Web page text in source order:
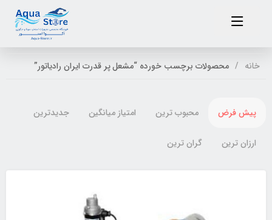
خانه محصولات برچسب خورده “مشعل پر قدرت ایران رادیاتور”
پیش فرض محبوب ترین امتیاز میانگین جدیدترین
ارزان ترین گران ترین